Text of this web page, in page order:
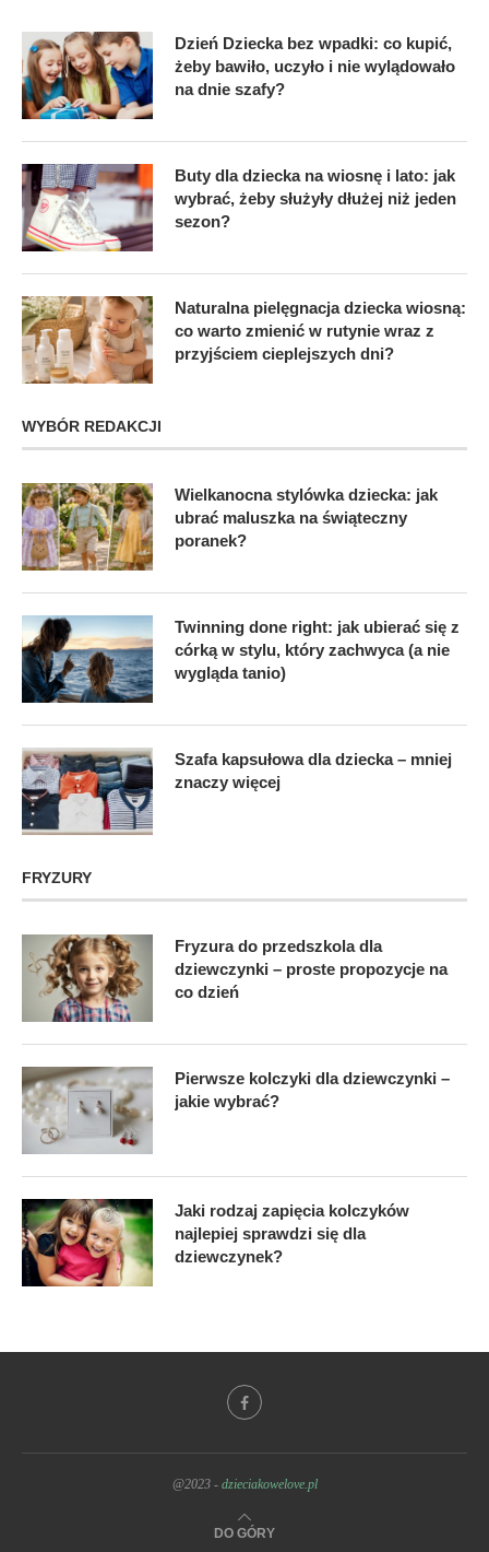
Dzień Dziecka bez wpadki: co kupić,
żeby bawiło, uczyło i nie wylądowało
na dnie szafy?
Buty dla dziecka na wiosnę i lato: jak
wybrać, żeby służyły dłużej niż jeden
sezon?
Naturalna pielęgnacja dziecka wiosną:
co warto zmienić w rutynie wraz z
przyjściem cieplejszych dni?
WYBÓR REDAKCJI
Wielkanocna stylówka dziecka: jak
ubrać maluszka na świąteczny
poranek?
Twinning done right: jak ubierać się z
córką w stylu, który zachwyca (a nie
wygląda tanio)
Szafa kapsułowa dla dziecka – mniej
znaczy więcej
FRYZURY
Fryzura do przedszkola dla
dziewczynki – proste propozycje na
co dzień
Pierwsze kolczyki dla dziewczynki –
jakie wybrać?
Jaki rodzaj zapięcia kolczyków
najlepiej sprawdzi się dla
dziewczynek?
@2023 - dzieciakowelove.pl
DO GÓRY